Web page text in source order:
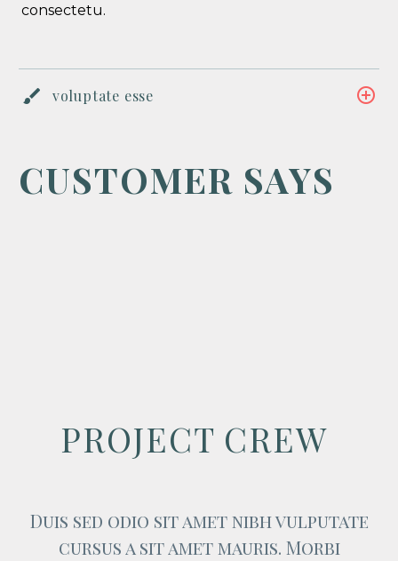
consectetu.
voluptate esse
CUSTOMER SAYS
PROJECT CREW
Duis sed odio sit amet nibh vulputate
cursus a sit amet mauris. Morbi